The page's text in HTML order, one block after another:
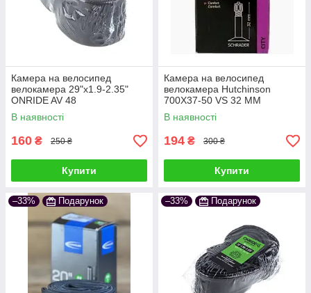
Камера на велосипед
велокамера 29"x1.9-2.35"
ONRIDE AV 48
В наявності
160 ₴ 250 ₴
Купити
Камера на велосипед
велокамера Hutchinson
700X37-50 VS 32 MM
В наявності
194 ₴ 300 ₴
Купити
–33% Подарунок –33% Подарунок